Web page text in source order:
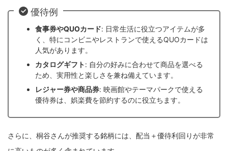
優待例
食事券やQUOカード: 日常生活に役立つアイテムが多
く、特にコンビニやレストランで使えるQUOカードは
人気があります。
カタログギフト: 自分の好みに合わせて商品を選べる
ため、実用性と楽しさを兼ね備えています。
レジャー券や商品券: 映画館やテーマパークで使える
優待券は、娯楽費を節約するのに役立ちます。
さらに、桐谷さんが推奨する銘柄には、配当＋優待利回りが非常